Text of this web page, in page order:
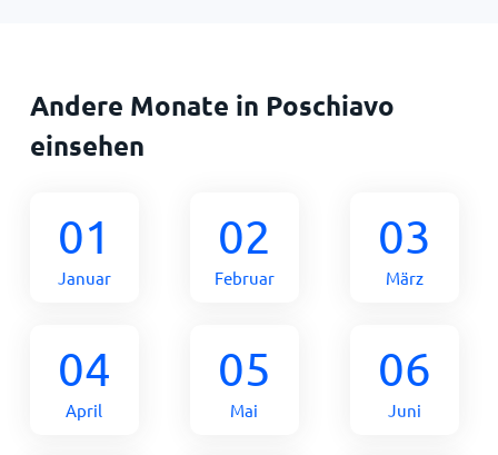
Andere Monate in Poschiavo
einsehen
01
Januar
02
Februar
03
März
04
April
05
Mai
06
Juni